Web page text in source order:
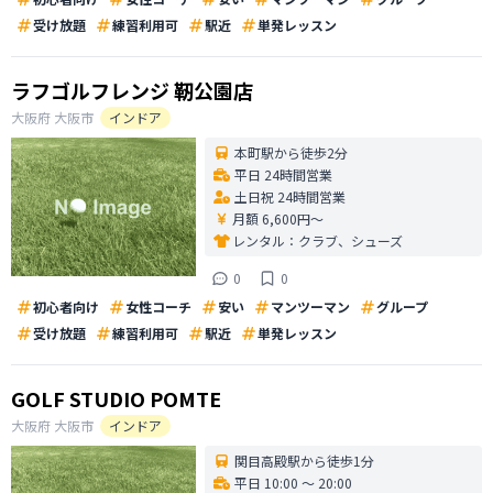
受け放題
練習利用可 駅近 単発レッスン
ラフゴルフレンジ 靭公園店
大阪府 大阪市
インドア
本町駅から徒歩2分
平日 24時間営業
土日祝 24時間営業
月額 6,600円〜
レンタル： クラブ、シューズ
0
0
初心者向け
女性コーチ 安い マンツーマン
グループ
受け放題
練習利用可 駅近 単発レッスン
GOLF STUDIO POMTE
大阪府 大阪市
インドア
関目高殿駅から徒歩1分
平日 10:00 〜 20:00